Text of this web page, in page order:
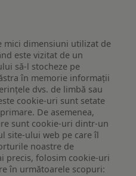
mici dimensiuni utilizat de
este vizitat de un
să-l stocheze pe
în memorie informații
dvs. de limbă sau
cookie-uri sunt setate
De asemenea,
sunt cookie-uri dintr-un
site-ului web pe care îl
noastre de
precis, folosim cookie-uri
în următoarele scopuri: